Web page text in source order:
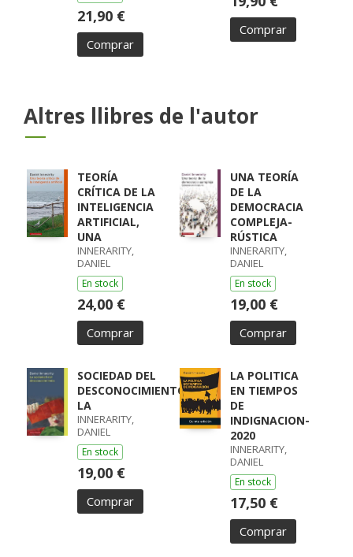
21,90 €
Comprar
Comprar
Altres llibres de l'autor
TEORÍA
CRÍTICA DE LA
INTELIGENCIA
ARTIFICIAL,
UNA
INNERARITY,
DANIEL
En stock
24,00 €
Comprar
UNA TEORÍA
DE LA
DEMOCRACIA
COMPLEJA-
RÚSTICA
INNERARITY,
DANIEL
En stock
19,00 €
Comprar
SOCIEDAD DEL
DESCONOCIMIENTO,
LA
INNERARITY,
DANIEL
En stock
19,00 €
Comprar
LA POLITICA
EN TIEMPOS
DE
INDIGNACION-
2020
INNERARITY,
DANIEL
En stock
17,50 €
Comprar